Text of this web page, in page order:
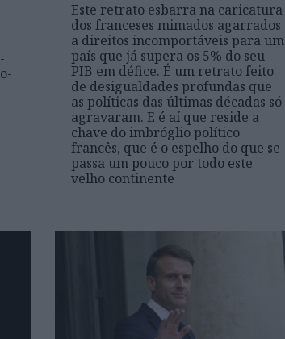
Este retrato esbarra na caricatura
dos franceses mimados agarrados
a direitos incomportáveis para um
país que já supera os 5% do seu
PIB em défice. É um retrato feito
de desigualdades profundas que
as políticas das últimas décadas só
agravaram. E é aí que reside a
chave do imbróglio político
francês, que é o espelho do que se
passa um pouco por todo este
velho continente